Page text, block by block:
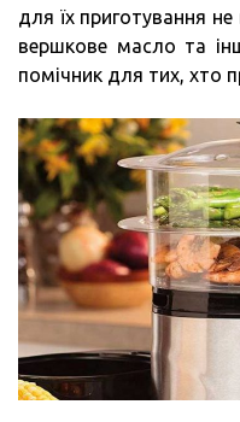
для їх приготування
вершкове масло та
помічник для тих, хто